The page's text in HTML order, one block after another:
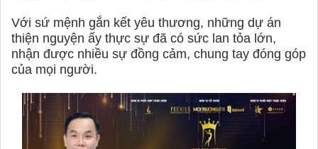
Với sứ mệnh gắn kết yêu thương, những dự án
thiện nguyện ấy thực sự đã có sức lan tỏa lớn,
nhận được nhiều sự đồng cảm, chung tay đóng góp
của mọi người.